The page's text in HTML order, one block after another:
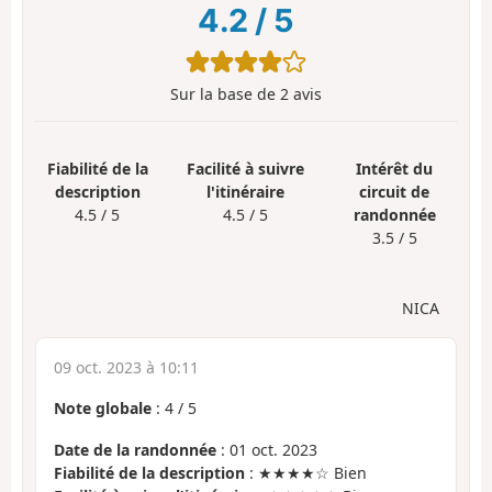
4.2 / 5
Sur la base de 2 avis
Fiabilité de la
description
4.5 / 5
Facilité à suivre
l'itinéraire
4.5 / 5
Intérêt du
circuit de
randonnée
3.5 / 5
NICA
09 oct. 2023 à 10:11
Note globale : 4 / 5
Date de la randonnée : 01 oct. 2023
Fiabilité de la description : ★★★★☆ Bien